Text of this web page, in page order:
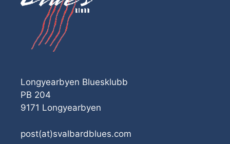
Longyearbyen Bluesklubb
PB 204
9171 Longyearbyen
post(at)svalbardblues.com